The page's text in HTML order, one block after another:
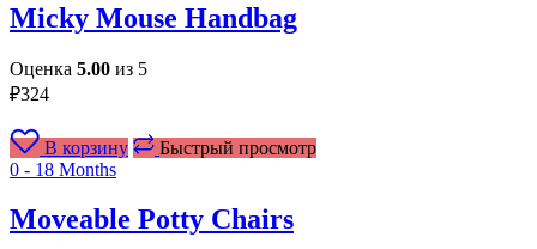
Micky Mouse Handbag
Оценка 5.00 из 5
₽324
В корзину
Быстрый просмотр
0 - 18 Months
Moveable Potty Chairs